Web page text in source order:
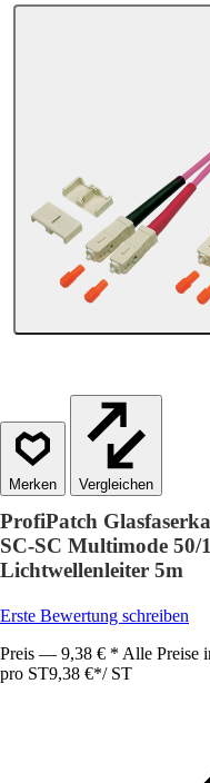
Vergleichen
ProfiPatch
SC-SC Multimode
Lichtwellenleiter 5m
Erste Bewertung schreiben
Preis — 9,38 € * Alle Preise
pro ST9,38 €*/ ST